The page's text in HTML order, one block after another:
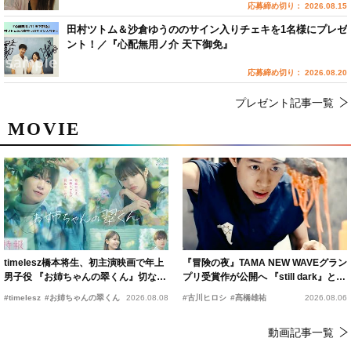
MOVIE
timelesz橋本将生、初主演映画で年上
男子役 『お姉ちゃんの翠くん』切ない
#timelesz #お姉ちゃんの翠くん 2026.08.08
『冒険の夜』TAMA NEW WAVEグラン
プリ受賞作が公開へ 『still dark』と同
#古川ヒロシ #髙橋雄祐 2026.08.06
動画記事一覧
応募締め切り： 2026.08.15
田村ツトム＆沙倉ゆうののサイン入りチェキを1名様にプレゼ
ント！／『心配無用ノ介 天下御免』
応募締め切り： 2026.08.20
プレゼント記事一覧